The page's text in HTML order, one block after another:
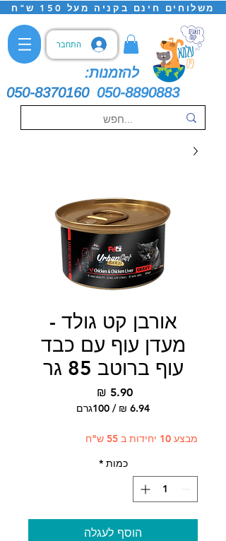
משלוחים חינם בקניה מעל 150 ש"ח
התחבר
להזמנות:
050-8370160 050-8890883
אורבן קט גולד -
מעדן עוף עם כבד
עוף ברוטב 85 גר
/ 100גרם
לכל
Grams
מבצע 10 יחידות ב 55 ש"ח
כמות *
הוסף לעגלה